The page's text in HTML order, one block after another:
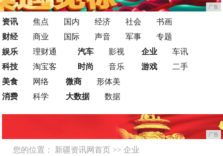
广告
资讯 焦点 国内 经济 社会
书画
财经
商业 国际 声音 军事
专题
娱乐
理财通
科技
淘宝客
汽车
影视
时尚
音乐
企业
车讯
游戏
二手
美食
网络
消费
科学
微商
形体美
大数据
数据
广告
您的位置： 新疆资讯网首页 >>企业